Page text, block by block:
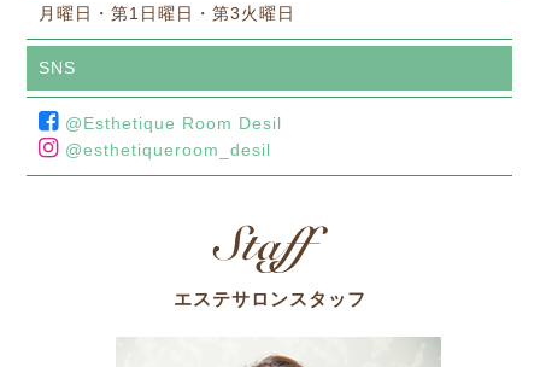
月曜日・第1日曜日・第3火曜日
SNS
@Esthetique Room Desil
@esthetiqueroom_desil
エステサロンスタッフ